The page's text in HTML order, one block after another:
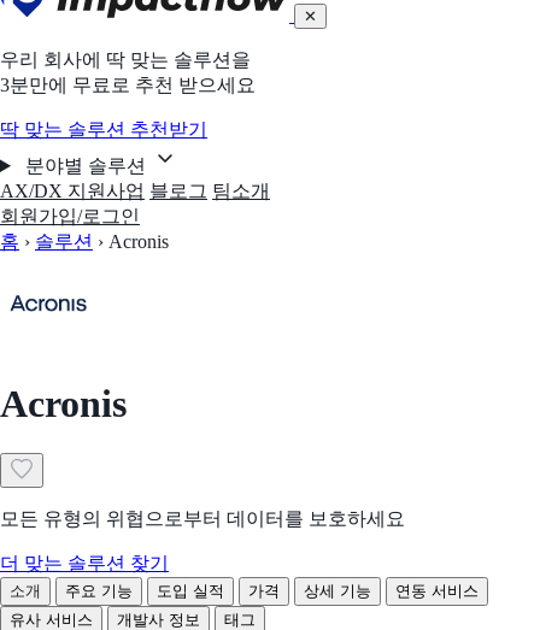
✕
우리 회사에 딱 맞는 솔루션을
3분만에 무료로 추천 받으세요
딱 맞는 솔루션 추천받기
분야별 솔루션
AX/DX 지원사업 블로그 팀소개
회원가입/로그인
홈 › 솔루션 › Acronis
Acronis
모든 유형의 위협으로부터 데이터를 보호하세요
더 맞는 솔루션 찾기
소개 주요 기능 도입 실적 가격 상세 기능
연동 서비스
유사 서비스
개발사 정보 태그